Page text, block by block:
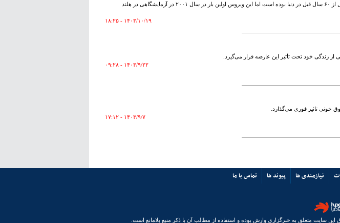
هر چند شواهد نشان می‌دهد ویروس HMPV موسوم به ویروس جدید چینی، حداقل از ۶۰ سال قبل در دنیا بوده است اما این ویروس اولین بار در سال ۲۰۰۱ در آزمایشگاهی در هلند
۱۴۰۳/۱۰/۱۹ - ۱۸:۲۵
۱۴۰۳/۹/۲۲ - ۰۹:۲۸
خونی تاثیر فوری می‌گذارد.
۱۴۰۳/۹/۷ - ۱۷:۱۲
نیازمندی ها پیوند ها تماس با ما
این سایت متعلق به خبرگزاری وارش بوده و استفاده از مطالب آن با ذکر منبع بلامانع است.